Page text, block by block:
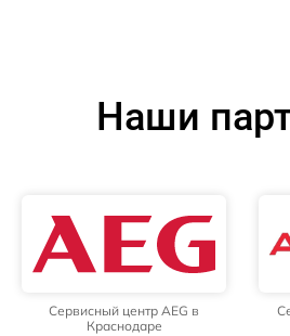
Наши
Сервисный центр AEG в
Краснодаре